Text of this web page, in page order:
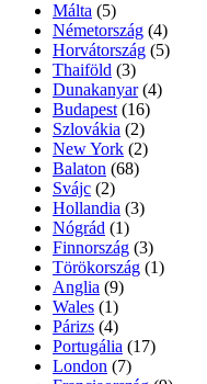
Málta (5)
Németország (4)
Horvátország (5)
Thaiföld (3)
Dunakanyar (4)
Budapest (16)
Szlovákia (2)
New York (2)
Balaton (68)
Svájc (2)
Hollandia (3)
Nógrád (1)
Finnország (3)
Törökország (1)
Anglia (9)
Wales (1)
Párizs (4)
Portugália (17)
London (7)